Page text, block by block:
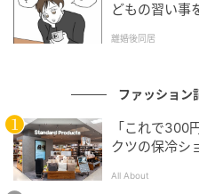
どもの習い事
離婚後同居
ファッション
「これで300
クツの保冷シ
All About